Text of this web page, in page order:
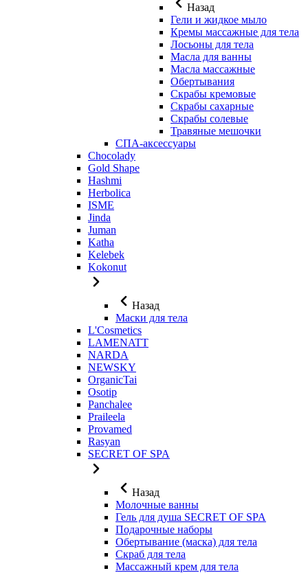
Назад
Гели и жидкое мыло
Кремы массажные для тела
Лосьоны для тела
Масла для ванны
Масла массажные
Обертывания
Скрабы кремовые
Скрабы сахарные
Скрабы солевые
Травяные мешочки
СПА-аксессуары
Chocolady
Gold Shape
Hashmi
Herbolica
ISME
Jinda
Juman
Katha
Kelebek
Kokonut
Назад
Маски для тела
L'Cosmetics
LAMENATT
NARDA
NEWSKY
OrganicTai
Osotip
Panchalee
Praileela
Provamed
Rasyan
SECRET OF SPA
Назад
Молочные ванны
Гель для душа SECRET OF SPA
Подарочные наборы
Обертывание (маска) для тела
Скраб для тела
Массажный крем для тела